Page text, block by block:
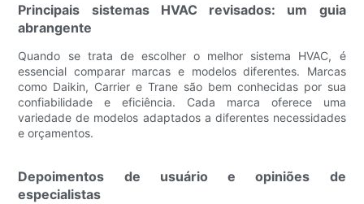
Principais sistemas HVAC revisados: um guia
abrangente
Quando se trata de escolher o melhor sistema HVAC, é
essencial comparar marcas e modelos diferentes. Marcas
como Daikin, Carrier e Trane são bem conhecidas por sua
confiabilidade e eficiência. Cada marca oferece uma
variedade de modelos adaptados a diferentes necessidades
e orçamentos.
Depoimentos de usuário e opiniões de
especialistas